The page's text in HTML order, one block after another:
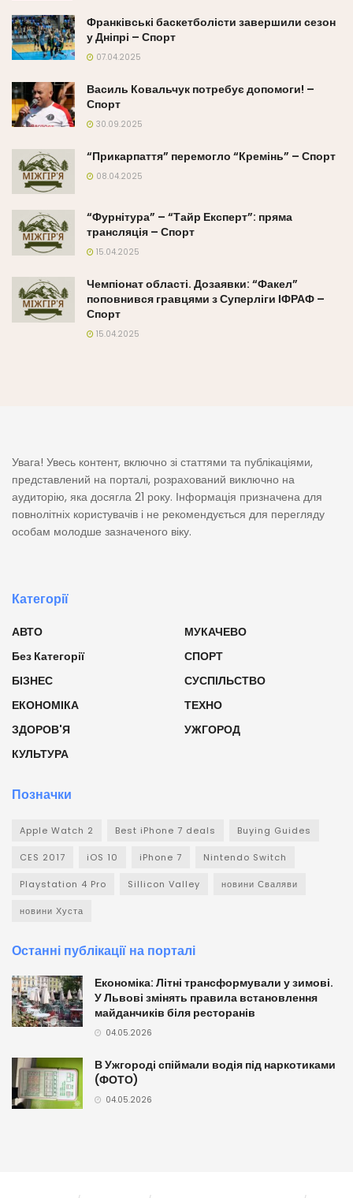
Франківські баскетболісти завершили сезон
у Дніпрі – Спорт
07.04.2025
Василь Ковальчук потребує допомоги! –
Спорт
30.09.2025
“Прикарпаття” перемогло “Кремінь” – Спорт
08.04.2025
“Фурнітура” – “Тайр Експерт”: пряма
трансляція – Спорт
15.04.2025
Чемпіонат області. Дозаявки: “Факел”
поповнився гравцями з Суперліги ІФРАФ –
Спорт
15.04.2025
Увага! Увесь контент, включно зі статтями та публікаціями,
представлений на порталі, розрахований виключно на
аудиторію, яка досягла 21 року. Інформація призначена для
повнолітніх користувачів і не рекомендується для перегляду
особам молодше зазначеного віку.
Категорії
АВТО
Без Категорії
БІЗНЕС
ЕКОНОМІКА
ЗДОРОВ'Я
КУЛЬТУРА
МУКАЧЕВО
СПОРТ
СУСПІЛЬСТВО
ТЕХНО
УЖГОРОД
Позначки
Apple Watch 2 Best iPhone 7 deals Buying Guides
CES 2017 iOS 10 iPhone 7 Nintendo Switch
Playstation 4 Pro Sillicon Valley новини Сваляви
новини Хуста
Останні публікації на порталі
Економіка: Літні трансформували у зимові.
У Львові змінять правила встановлення
майданчиків біля ресторанів
04.05.2026
В Ужгороді спіймали водія під наркотиками
(ФОТО)
04.05.2026